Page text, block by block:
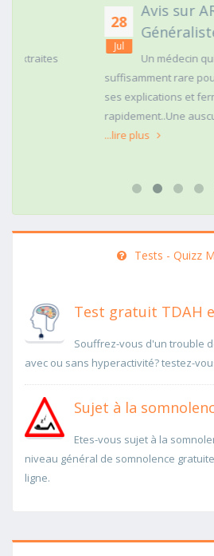
Avis sur ARNAUD
Généraliste
Un médecin qui vous
suffisamment rare pour être
ses explications et ferme si une
rapidement..Une auscultation de
Tests - Quizz
Test gratuit TDAH
Souffrez-vous d'un trouble
avec ou sans hyperactivité? testez-
Sujet à la
Etes-vous sujet à la
niveau général de somnolence
ligne.